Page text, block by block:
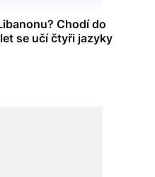
Chodí do
se učí čtyři jazyky